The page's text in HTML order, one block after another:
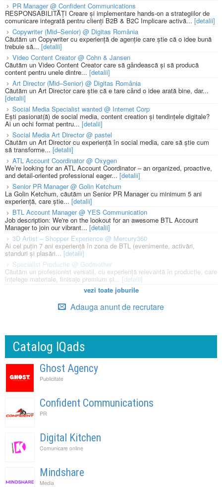
PR Manager @ Confident Communications
RESPONSABILITĂȚI Creare și implementare hands-on a strategiilor de
comunicare integrată pentru clienți B2B & B2C Implicare activă... [detalii]
Copywriter (Mid–Senior) @ Digitas România
Căutăm un Copywriter cu experiență de agenție care știe că o idee bună
trebuie să... [detalii]
Video Content Creator @ Cohn & Jansen
Căutăm un Video Content Creator care să gândească și să producă
content pentru unele dintre... [detalii]
Art Director (Mid–Senior) @ Digitas România
Căutăm un Art Director care știe că e tare când o idee arată bine, dar...
[detalii]
Social Media Specialist wanted @ Internet Corp
Ești pasionat(ă) de social media, content creation și tendințele digitale?
Ai un ochi format pentru... [detalii]
Social Media Art Director @ pastel
Căutăm un Art Director cu experiență în social media, care să știe cum
să transforme... [detalii]
ATL Account Coordinator @ Oxygen
We’re looking for an ATL Account Coordinator – an organized, proactive,
and detail-oriented professional eager... [detalii]
Senior PR Manager @ Golin Ketchum
La Golin Ketchum, căutăm un Senior PR Manager cu minimum 5 ani
experiență, care știe... [detalii]
BTL Account Manager @ YES Communication
Job description: We're on the lookout for an awesome BTL Account
Manager to join our vibrant... [detalii]
3D Artist – Shopper Experience @ Mercury360
Ai cel puțin 7 ani experiență în zona de BTL (evenimente, activări,
standuri și plasări...[detalii]
Specialist Productie @ Godmother
Căutăm un profesionist versatil, cu experiență relevantă în producție, care
înțelege materiale, finisaje premium și... [detalii]
vezi toate joburile
Adauga anunt de recrutare
Catalog IQads
Ghost Agency
Publicitate
Confident Communications
PR
Digital Kitchen
Comunicare online
Mindshare
Media